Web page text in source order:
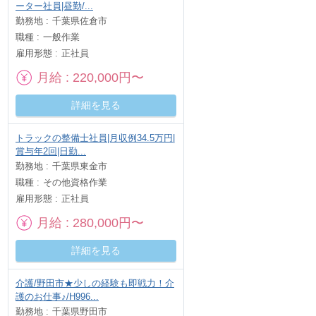
ーター社員|昼勤/...
勤務地
千葉県佐倉市
職種
一般作業
雇用形態
正社員
月給 220,000円〜
詳細を見る
トラックの整備士社員|月収例34.5万円|
賞与年2回|日勤...
勤務地
千葉県東金市
職種
その他資格作業
雇用形態
正社員
月給 280,000円〜
詳細を見る
介護/野田市★少しの経験も即戦力！介
護のお仕事♪/H996...
勤務地
千葉県野田市